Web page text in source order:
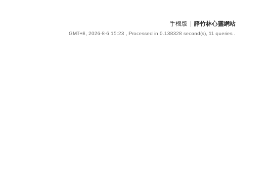
手機版 靜竹林心靈網站
GMT+8, 2026-8-6 15:23 , Processed in 0.138328 second(s), 11 queries .